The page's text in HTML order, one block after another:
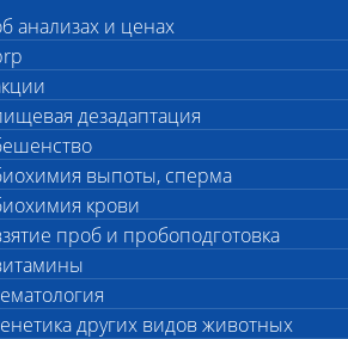
анализах и ценах
дезадаптация
выпоты, сперма
крови
проб и пробоподготовка
других видов животных
оплате анализов через банк и
отправке материала в
услуг
ваша цена